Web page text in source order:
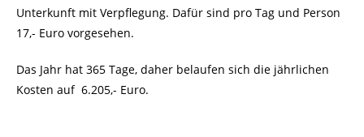
Unterkunft mit Verpflegung. Dafür sind pro Tag und Person
17,- Euro vorgesehen.
Das Jahr hat 365 Tage, daher belaufen sich die jährlichen
Kosten auf 6.205,- Euro.